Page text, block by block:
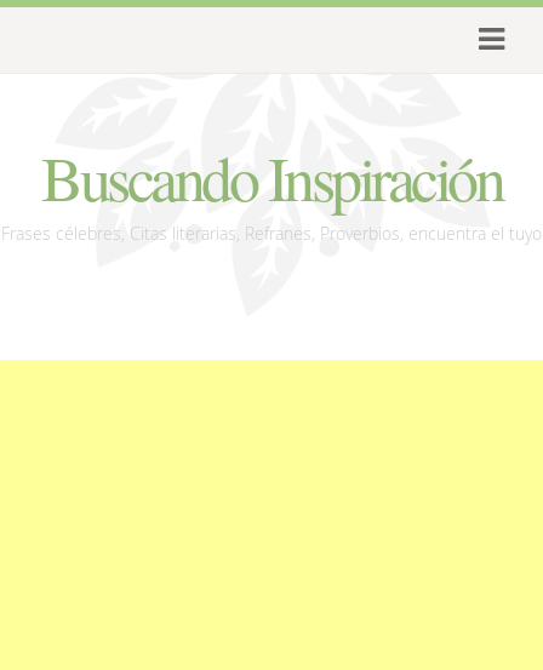
Buscando Inspiración
Frases célebres, Citas literarias, Refranes, Proverbios, encuentra el tuyo